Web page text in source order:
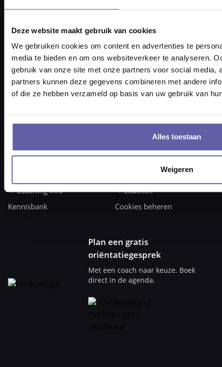
Deze website maakt gebruik van cookies
We gebruiken cookies om content en advertenties te
media te bieden en om ons websiteverkeer te analyseren.
gebruik van onze site met onze partners voor social media,
partners kunnen deze gegevens combineren met andere
of die ze hebben verzameld op basis van uw gebruik van
Alles toestaan
Weigeren
⇨ Inloggen voor klanten
Coachopleidingen
Relatietherapeut vinden
Psycholoog vinden
⇨ Alle soorten coaching
⇨ Coaching info
⇨ Coachen
Kennisbank
Cookies beheren
Plan een gratis
oriëntatiegesprek
Met een coach naar keuze. Boek
direct in de agenda.